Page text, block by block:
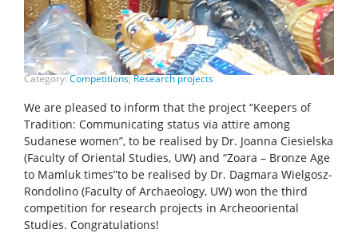
Category:Competitions,Research projects
We are pleased to inform that the project “Keepers of
Tradition: Communicating status via attire among
Sudanese women”, to be realised by Dr. Joanna Ciesielska
(Faculty of Oriental Studies, UW) and “Zoara – Bronze Age
to Mamluk times”to be realised by Dr. Dagmara Wielgosz-
Rondolino (Faculty of Archaeology, UW) won the third
competition for research projects in Archeooriental
Studies. Congratulations!